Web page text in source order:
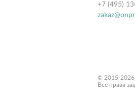
+7 (495)
© 2015-2026
Все права